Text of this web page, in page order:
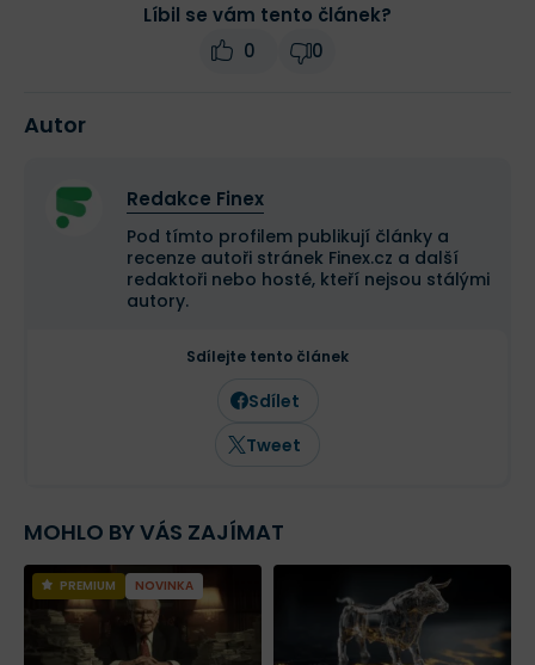
Líbil se vám tento článek?
0
0
Autor
Redakce Finex
Pod tímto profilem publikují články a
recenze autoři stránek Finex.cz a další
redaktoři nebo hosté, kteří nejsou stálými
autory.
Sdílejte tento článek
Sdílet
Tweet
MOHLO BY VÁS ZAJÍMAT
PREMIUM NOVINKA